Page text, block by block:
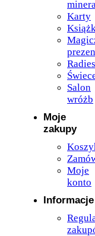
Karty
Salon
wróżb
Moje
zakupy
Moje
konto
Informacje